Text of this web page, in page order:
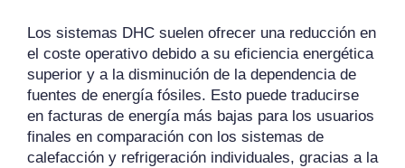
Los sistemas DHC suelen ofrecer una reducción en
el coste operativo debido a su eficiencia energética
superior y a la disminución de la dependencia de
fuentes de energía fósiles. Esto puede traducirse
en facturas de energía más bajas para los usuarios
finales en comparación con los sistemas de
calefacción y refrigeración individuales, gracias a la